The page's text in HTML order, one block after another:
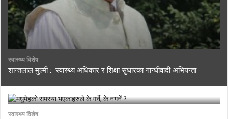
स्वास्थ्य विशेष
शान्तलाल मुल्मी : स्वास्थ्य अधिकार र शिक्षा सुधारका गान्धीवादी अभियन्ता
स्वास्थ्य विशेष